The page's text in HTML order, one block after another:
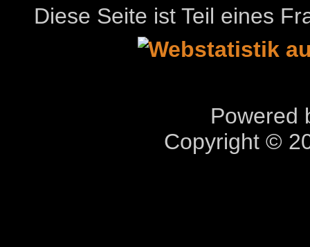
Diese Seite ist Teil eines
Powered
Copyright ©